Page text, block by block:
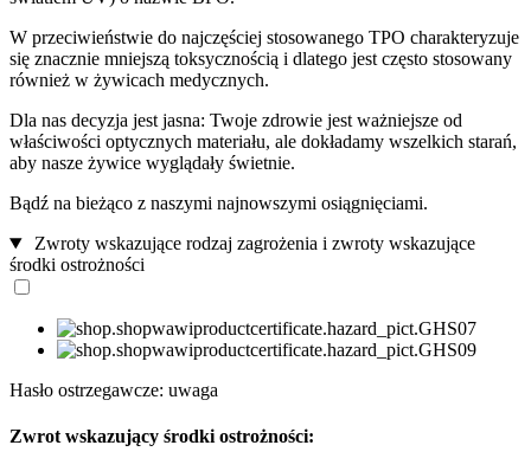
W przeciwieństwie do najczęściej stosowanego TPO charakteryzuje
się znacznie mniejszą toksycznością i dlatego jest często stosowany
również w żywicach medycznych.
Dla nas decyzja jest jasna: Twoje zdrowie jest ważniejsze od
właściwości optycznych materiału, ale dokładamy wszelkich starań,
aby nasze żywice wyglądały świetnie.
Bądź na bieżąco z naszymi najnowszymi osiągnięciami.
Zwroty wskazujące rodzaj zagrożenia i zwroty wskazujące
środki ostrożności
Hasło ostrzegawcze: uwaga
Zwrot wskazujący środki ostrożności: